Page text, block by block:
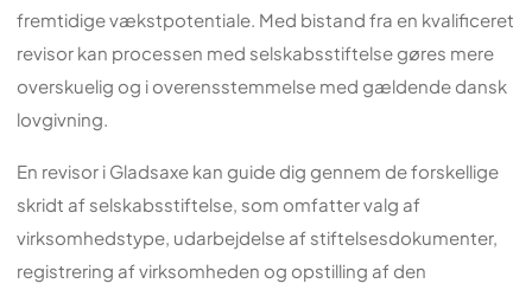
fremtidige vækstpotentiale. Med bistand fra en kvalificeret
revisor kan processen med selskabsstiftelse gøres mere
overskuelig og i overensstemmelse med gældende dansk
lovgivning.
En revisor i Gladsaxe kan guide dig gennem de forskellige
skridt af selskabsstiftelse, som omfatter valg af
virksomhedstype, udarbejdelse af stiftelsesdokumenter,
registrering af virksomheden og opstilling af den